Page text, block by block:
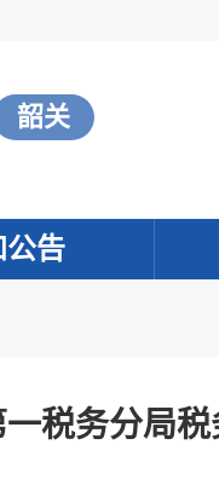
韶关
公告
税务分局